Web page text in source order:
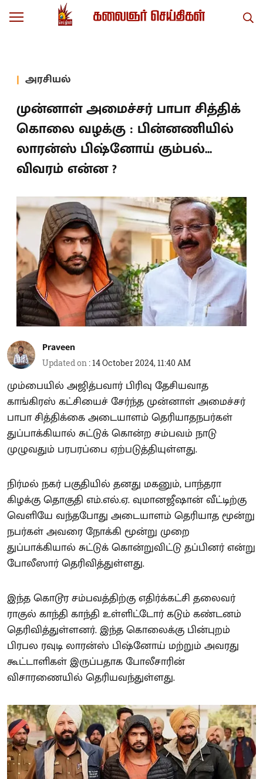
அரசியல்
முன்னாள் அமைச்சர் பாபா சித்திக்
கொலை வழக்கு : பின்னணியில்
லாரன்ஸ் பிஷ்னோய் கும்பல்...
விவரம் என்ன ?
Praveen
Updated on :14 October 2024, 11:40 AM
மும்பையில் அஜித்பவார் பிரிவு தேசியவாத
காங்கிரஸ் கட்சியைச் சேர்ந்த முன்னாள் அமைச்சர்
பாபா சித்திக்கை அடையாளம் தெரியாதநபர்கள்
துப்பாக்கியால் சுட்டுக் கொன்ற சம்பவம் நாடு
முழுவதும் பரபரப்பை ஏற்படுத்தியுள்ளது.
நிர்மல் நகர் பகுதியில் தனது மகனும், பாந்தரா
கிழக்கு தொகுதி எம்.எல்.ஏ. வுமானஜீஷான் வீட்டிற்கு
வெளியே வந்தபோது அடையாளம் தெரியாத மூன்று
நபர்கள் அவரை நோக்கி மூன்று முறை
துப்பாக்கியால் சுட்டுக் கொன்றுவிட்டு தப்பினர் என்று
போலீஸார் தெரிவித்துள்ளது.
இந்த கொடூர சம்பவத்திற்கு எதிர்க்கட்சி தலைவர்
ராகுல் காந்தி காந்தி உள்ளிட்டோர் கடும் கண்டனம்
தெரிவித்துள்ளனர். இந்த கொலைக்கு பின்புறம்
பிரபல ரவுடி லாரன்ஸ் பிஷ்னோய் மற்றும் அவரது
கூட்டாளிகள் இருப்பதாக போலீசாரின்
விசாரணையில் தெரியவந்துள்ளது.